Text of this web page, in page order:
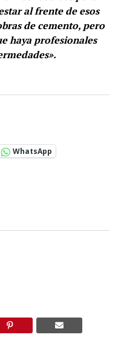
al frente de esos
de cemento, pero
haya profesionales
WhatsApp